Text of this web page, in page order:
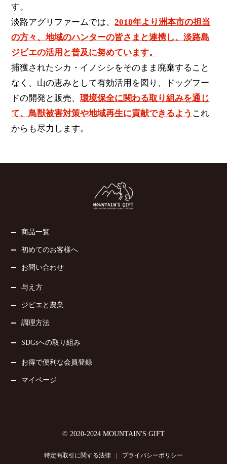
す。
淡路アグリファームでは、2018年より洲本市の担当
の方々、地域のハンターの皆さまと連携し、淡路島
ジビエの活用と普及に努めています。
捕獲されたシカ・イノシシをそのまま廃棄すること
なく、山の恵みとして有効活用を図り、ドッグフー
ドの開発と販売、環境保全に関わる取り組みを通じ
て、鳥獣被害対策や地域再生に貢献できるよう これ
からも尽力します。
商品一覧
初めてのお客様へ
お問い合わせ
与え方
ジビエと農業
調理方法
SDGsへの取り組み
お得で便利な会員登録
マイページ
© 2020-2024 MOUNTAIN'S GIFT
特定商取引に関する法律 プライバシーポリシー